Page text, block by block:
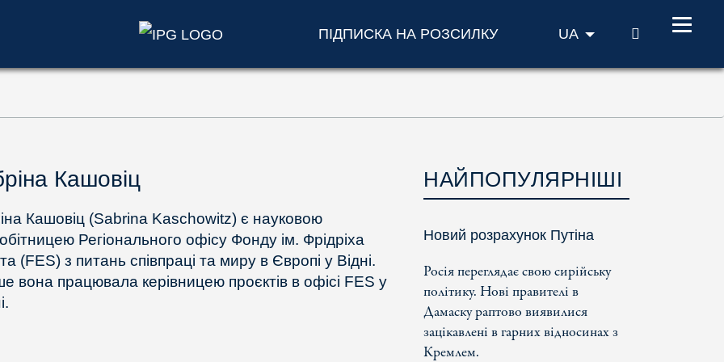
ПІДПИСКА НА РОЗСИЛКУ UA ПОШУК
Кашовіц
Кашовіц (Sabrina Kaschowitz) є науковою
Регіонального офісу Фонду ім. Фрідріха
(FES) з питань співпраці та миру в Європі у Відні.
вона працювала керівницею проєктів в офісі FES у
НАЙПОПУЛЯРНІШІ
Новий розрахунок Путіна
Росія переглядає свою сирійську
політику. Нові правителі в
Дамаску раптово виявилися
зацікавлені в гарних відносинах з
Кремлем.